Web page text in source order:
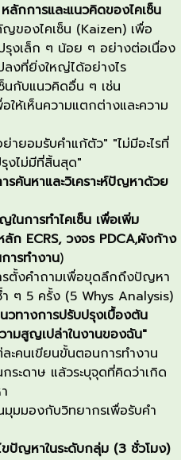
ลักการและแนวคิดของไคเซ็น
ของไคเซ็น (Kaizen) เพื่อ
ปรุงเล็ก ๆ น้อย ๆ อย่างต่อเนื่อง
ลงที่ยิ่งใหญ่ได้อย่างไร
นกับแนวคิดอื่น ๆ เช่น
ห้เห็นความแตกต่างและความ
ายอมรับคำแก้ตัว" "ไม่มีอะไรที่
รุงไม่มีที่สิ้นสุด"
รค้นหาและวิเคราะห์ปัญหาด้วย
ในการทำไคเซ็น เพื่อเพิ่ม
ลัก ECRS, วงจร PDCA,ผังก้าง
ารทำงาน)
ตั้งคำถามเพื่อขุดลึกถึงปัญหา
ๆ 5 ครั้ง (5 Whys Analysis)
วทางการปรับปรุงเบื้องต้น
ามสูญเปล่าในงานของฉัน"
ะคนเขียนขั้นตอนการทำงาน
ระดาษ แล้วระบุจุดที่คิดว่าเกิด
มุมมองกับวิทยากรเพื่อรับคำ
ขปัญหาในระดับกลุ่ม (3 ชั่วโมง)